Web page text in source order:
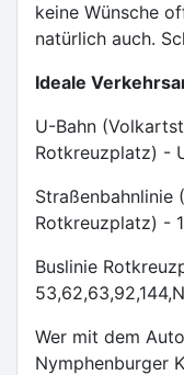
keine Wünsche
natürlich auch.
Ideale
U-Bahn
Rotkreuzplatz) -
Straßenbahnlinie
Rotkreuzplatz) -
Buslinie
Wer mit dem
Nymphenburger